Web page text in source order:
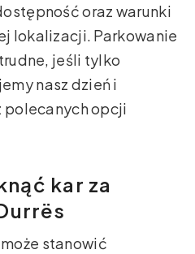
oraz warunki
lokalizacji. Parkowanie
jeśli tylko
nasz dzień i
polecanych opcji
kar za
może stanowić